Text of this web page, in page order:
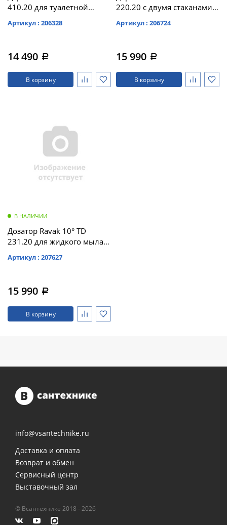
410.20 для туалетной
(X07P566)
Артикул : 206328
14 490 a
В корзину
220.20 с двумя стаканами
Артикул : 206724
15 990 a
В корзину
В НАЛИЧИИ
Дозатор Ravak 10° TD
231.20 для жидкого мыла
Артикул : 207627
15 990 a
В корзину
info@vsantechnike.ru
Доставка и оплата
Возврат и обмен
Сервисный центр
Выставочный зал
© Всантехнике 2018 - 2026